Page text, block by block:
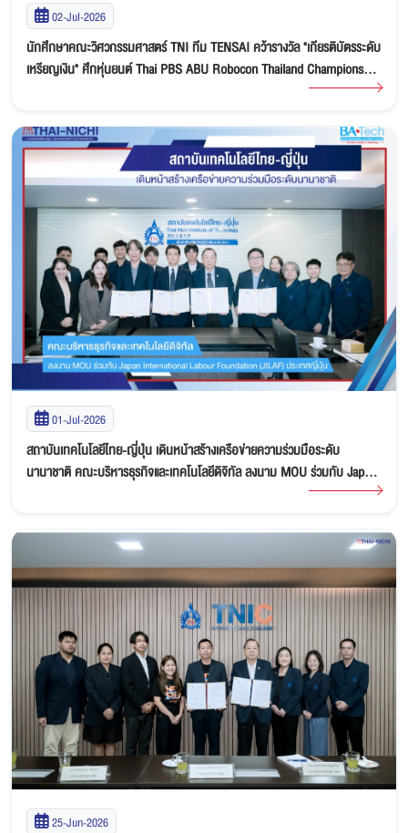
02-Jul-2026
นักศึกษาคณะวิศวกรรมศาสตร์ TNI ทีม TENSAI คว้ารางวัล "เกียรติบัตรระดับ
เหรียญเงิน" ศึกหุ่นยนต์ Thai PBS ABU Robocon Thailand Championship
01-Jul-2026
สถาบันเทคโนโลยีไทย-ญี่ปุ่น เดินหน้าสร้างเครือข่ายความร่วมมือระดับ
นานาชาติ คณะบริหารธุรกิจและเทคโนโลยีดิจิทัล ลงนาม MOU ร่วมกับ Japan
25-Jun-2026